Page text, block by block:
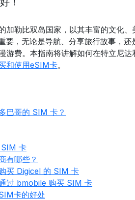
加勒比双岛国家，以其丰富的文化
要，无论是导航、分享旅行故事，
游费。本指南将讲解如何在特立尼
和使用eSIM卡。
巴哥的 SIM 卡？
SIM 卡
有哪些？
买 Digicel 的 SIM 卡
过 bmobile 购买 SIM 卡
卡的好处